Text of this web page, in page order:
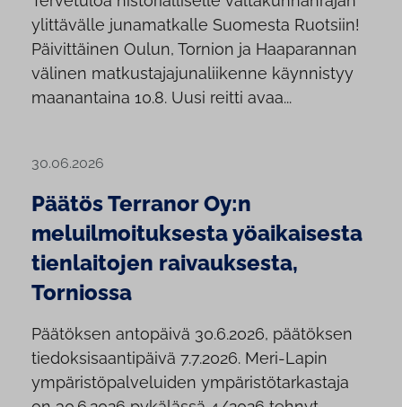
ylittävälle junamatkalle Suomesta Ruotsiin!
Päivittäinen Oulun, Tornion ja Haaparannan
välinen matkustajajunaliikenne käynnistyy
maanantaina 10.8. Uusi reitti avaa...
30.06.2026
Päätös Terranor Oy:n
meluilmoituksesta yöaikaisesta
tienlaitojen raivauksesta,
Torniossa
Päätöksen antopäivä 30.6.2026, päätöksen
tiedoksisaantipäivä 7.7.2026. Meri-Lapin
ympäristöpalveluiden ympäristötarkastaja